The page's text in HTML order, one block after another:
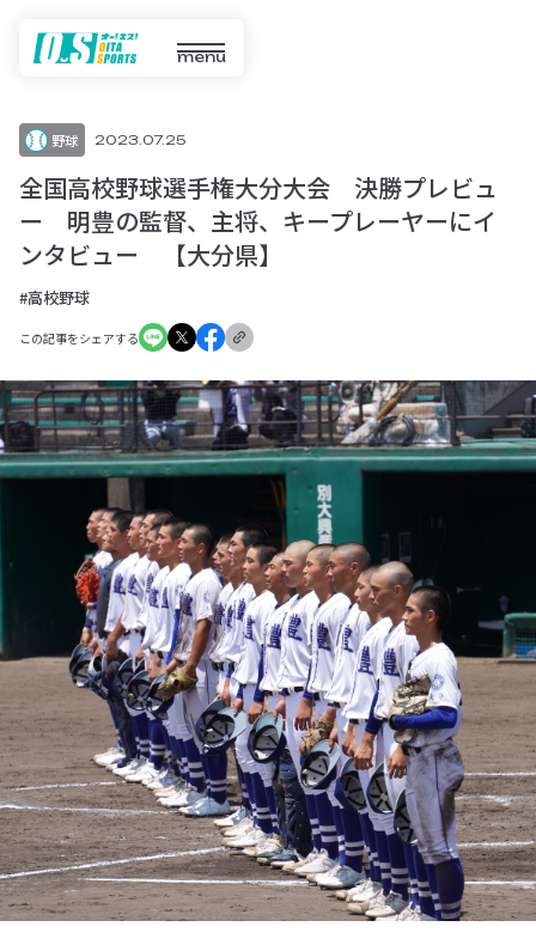
menu
野球 2023.07.25
全国高校野球選手権大分大会 決勝プレビュ
ー 明豊の監督、主将、キープレーヤーにイ
ンタビュー 【大分県】
#高校野球
この記事をシェアする